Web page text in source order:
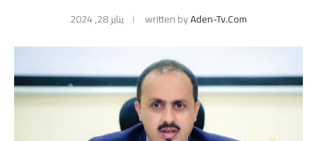
written byAden-Tv.com يناير 28, 2024